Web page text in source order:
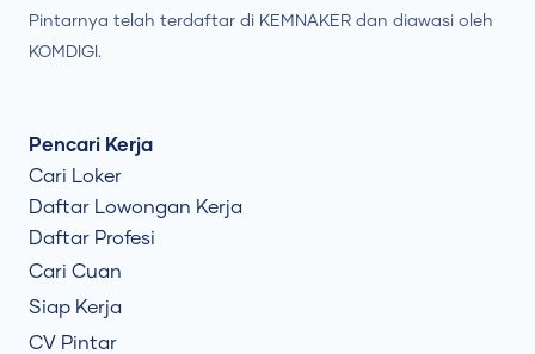
Pintarnya telah terdaftar di KEMNAKER dan diawasi oleh
KOMDIGI.
Pencari Kerja
Cari Loker
Daftar Lowongan Kerja
Daftar Profesi
Cari Cuan
Siap Kerja
CV Pintar